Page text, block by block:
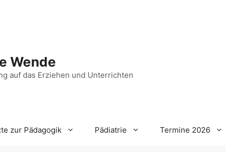
Wende
auf das Erziehen und Unterrichten
zur Pädagogik Pädiatrie Termine 2026